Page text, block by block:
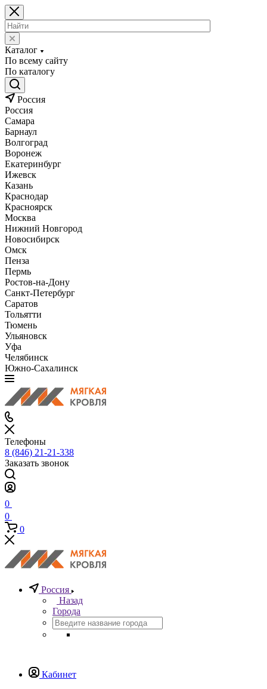
Каталог
По всему сайту
По каталогу
Россия
Россия
Самара
Барнаул
Волгоград
Воронеж
Екатеринбург
Ижевск
Казань
Краснодар
Красноярск
Москва
Нижний Новгород
Новосибирск
Омск
Пенза
Пермь
Ростов-на-Дону
Санкт-Петербург
Саратов
Тольятти
Тюмень
Ульяновск
Уфа
Челябинск
Южно-Сахалинск
Телефоны
8 (846) 21-21-338
Заказать звонок
0
0
0
Россия
Назад
Города
Кабинет